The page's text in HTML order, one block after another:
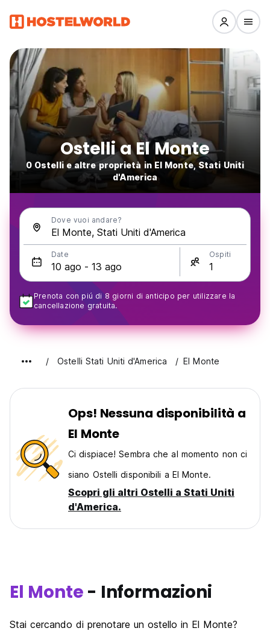
Ostelli a El Monte
0 Ostelli e altre proprietà in El Monte, Stati Uniti
d'America
Dove vuoi andare?
Date Ospiti
Prenota con piú di 8 giorni di anticipo per utilizzare la
cancellazione gratuita.
Ostelli Stati Uniti d'America El Monte
Ops! Nessuna disponibilità a
El Monte
Ci dispiace! Sembra che al momento non ci
siano Ostelli disponibili a El Monte.
Scopri gli altri Ostelli a Stati Uniti
d'America.
El Monte - Informazioni
Stai cercando di prenotare un ostello in El Monte?